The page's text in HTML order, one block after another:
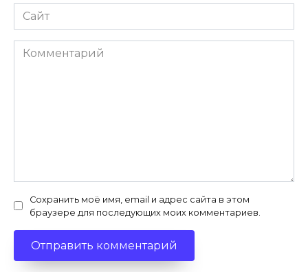
Сайт
Комментарий
Сохранить моё имя, email и адрес сайта в этом
браузере для последующих моих комментариев.